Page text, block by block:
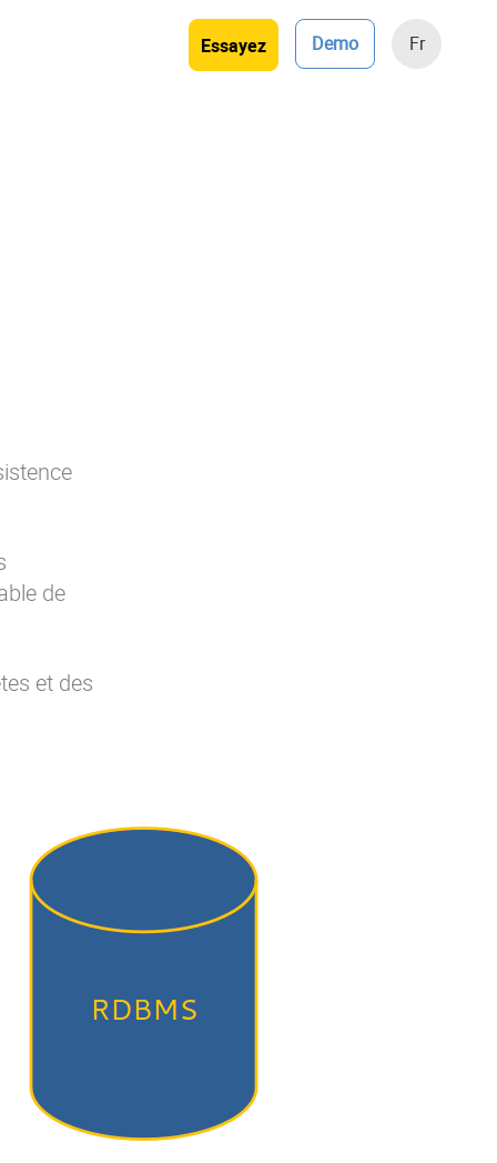
Essayez Demo Fr
de
et des